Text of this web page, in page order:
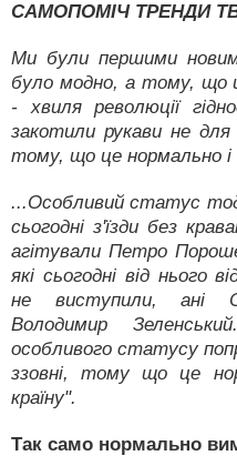
САМОПОМІЧ ТРЕНДИ
Ми були першими
було модно, а тому, що
- хвиля революції
закотили рукави не
тому, що це нормально і
...Особливий статус
сьогодні з'їзди без
агітували Петро
які сьогодні від нього
не виступили, ані
Володимир
особливого статусу
ззовні, тому що це
країну".
Так само нормально